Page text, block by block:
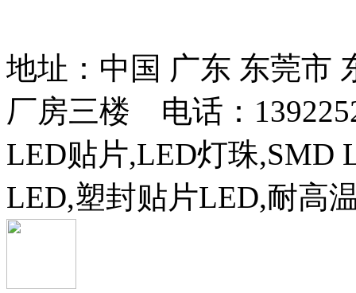
地址：中国 广东 东莞市
厂房三楼 电话：
LED贴片,LED灯珠,SMD
LED,塑封贴片LED,耐